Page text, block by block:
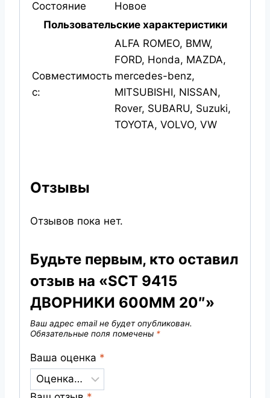
Состояние
Новое
Пользовательские характеристики
Совместимость
с:
ALFA ROMEO, BMW,
FORD, Honda, MAZDA,
mercedes-benz,
MITSUBISHI, NISSAN,
Rover, SUBARU, Suzuki,
TOYOTA, VOLVO, VW
Отзывы
Отзывов пока нет.
Будьте первым, кто оставил
отзыв на «SCT 9415
ДВОРНИКИ 600ММ 20″»
Ваш адрес email не будет опубликован.
Обязательные поля помечены *
Ваша оценка *